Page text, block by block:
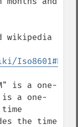
wikipedia
is a one-
is a one-
the time